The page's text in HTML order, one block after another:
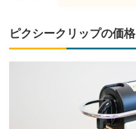
ピクシークリップの価格